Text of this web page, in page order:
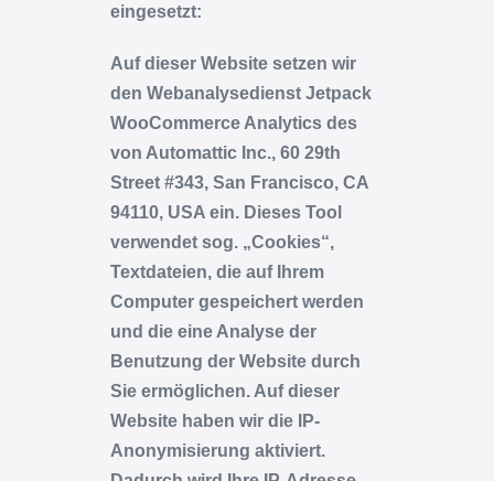
eingesetzt:
Auf dieser Website setzen wir
den Webanalysedienst Jetpack
WooCommerce Analytics des
von Automattic Inc., 60 29th
Street #343, San Francisco, CA
94110, USA ein. Dieses Tool
verwendet sog. „Cookies“,
Textdateien, die auf Ihrem
Computer gespeichert werden
und die eine Analyse der
Benutzung der Website durch
Sie ermöglichen. Auf dieser
Website haben wir die IP-
Anonymisierung aktiviert.